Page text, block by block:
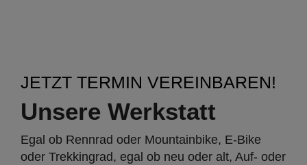
JETZT TERMIN VEREINBAREN!
Unsere Werkstatt
Egal ob Rennrad oder Mountainbike, E-Bike
oder Trekkingrad, egal ob neu oder alt, Auf- oder